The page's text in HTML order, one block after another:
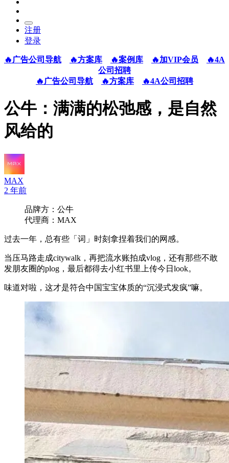
注册
登录
🔥广告公司导航 🔥方案库 🔥案例库 🔥加VIP会员
🔥4A
公司招聘
🔥广告公司导航
🔥方案库 🔥4A公司招聘
公牛：满满的松弛感，是自然
风给的
MAX
2 年前
品牌方：公牛
代理商：MAX
过去一年，总有些「词」时刻拿捏着我们的网感。
当压马路走成citywalk，再把流水账拍成vlog，还有那些不敢
发朋友圈的plog，最后都得去小红书里上传今日look。
味道对啦，这才是符合中国宝宝体质的“沉浸式发疯”嘛。